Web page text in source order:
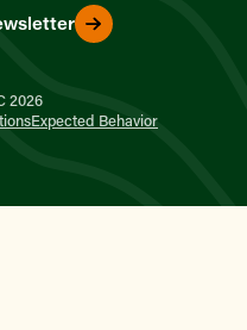
2026
Expected Behavior